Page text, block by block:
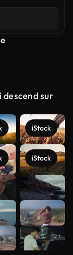
descend sur
iStock
iStock
Voir plus